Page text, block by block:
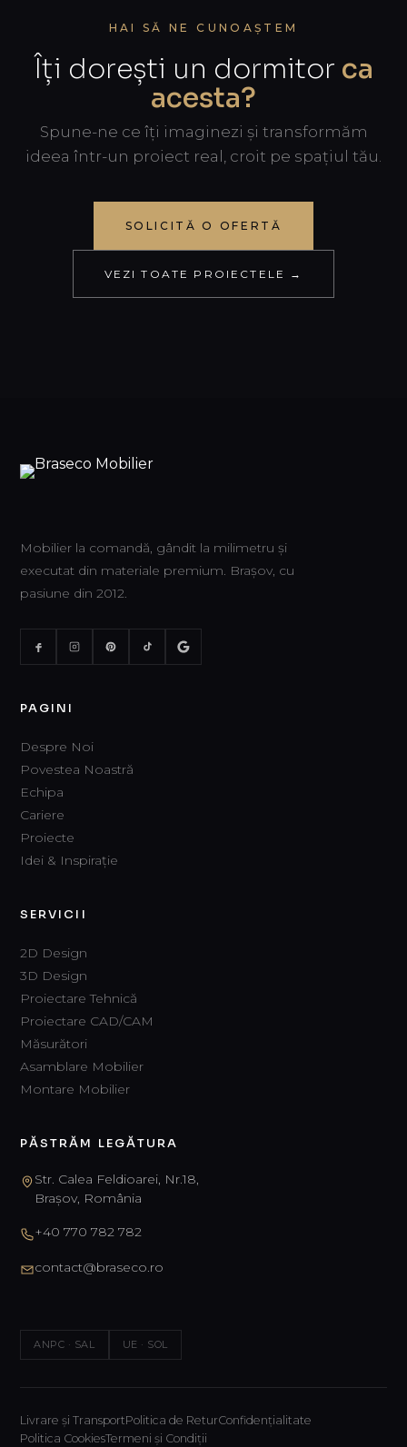
HAI SĂ NE CUNOAȘTEM
Îți dorești un dormitor ca
acesta?
Spune-ne ce îți imaginezi și transformăm
ideea într-un proiect real, croit pe spațiul tău.
SOLICITĂ O OFERTĂ
VEZI TOATE PROIECTELE →
Mobilier la comandă, gândit la milimetru și
executat din materiale premium. Brașov, cu
pasiune din 2012.
PAGINI
Despre Noi
Povestea Noastră
Echipa
Cariere
Proiecte
Idei & Inspirație
SERVICII
2D Design
3D Design
Proiectare Tehnică
Proiectare CAD/CAM
Măsurători
Asamblare Mobilier
Montare Mobilier
PĂSTRĂM LEGĂTURA
Str. Calea Feldioarei, Nr.18,
Brașov, România
+40 770 782 782
contact@braseco.ro
ANPC · SAL UE · SOL
Livrare și TransportPolitica de ReturConfidențialitate
Politica CookiesTermeni și Condiții